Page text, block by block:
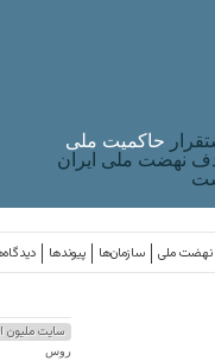
حاکميت ملی
نهضت ملی ایران
پیوندها سازمان‌ها نهضت ملی
سایت ملیون
روس